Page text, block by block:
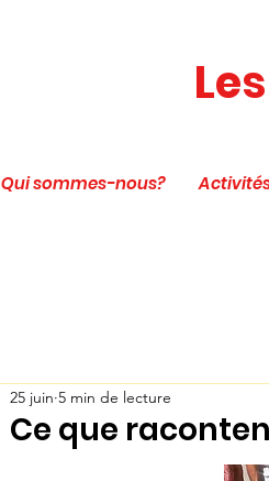
Qui sommes-nous?
Ce que
25 juin 5 min de lecture